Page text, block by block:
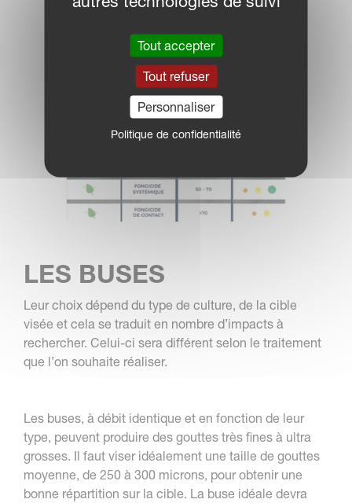
LES BUSES
Leur choix dépend du type de culture, de la cible
visée et cela se traduit en nombre d’impacts à
rechercher. Celui-ci sera différent selon le traitement
que l’on souhaite réaliser.
Les buses, à débit identique et en fonction de leur
type, peuvent produire des gouttes très fines à ultra
grosses. Il faut viser idéalement une taille de gouttes
moyenne, de 250 à 300 microns, pour obtenir une
bonne répartition sur la cible. La buse idéale devra
Tout accepter
Tout refuser
Personnaliser
Politique de confidentialité